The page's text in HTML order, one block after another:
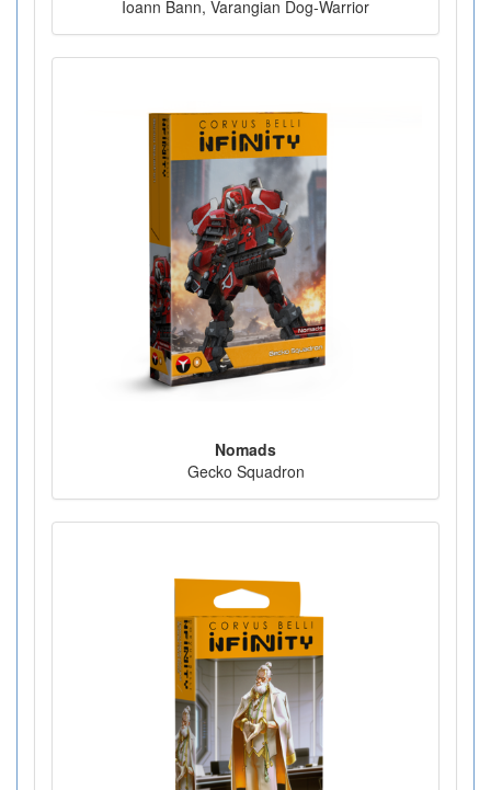
Ioann Bann, Varangian Dog-Warrior
Nomads
Gecko Squadron